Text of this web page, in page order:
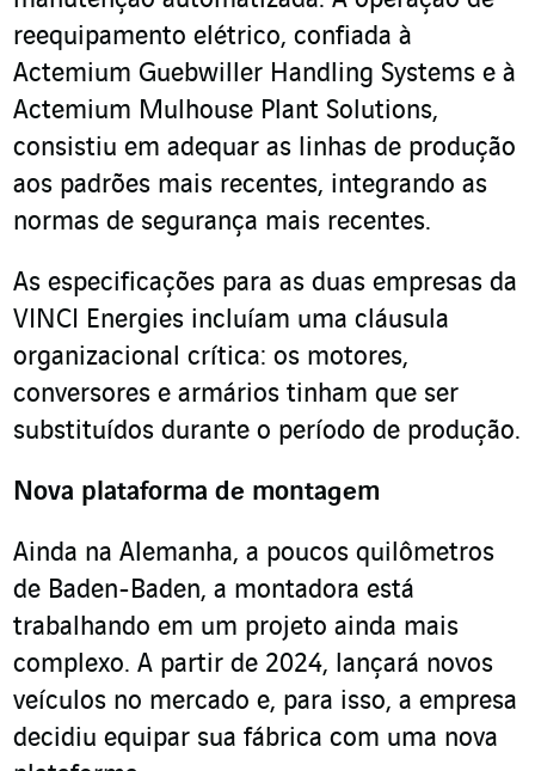
reequipamento elétrico, confiada à
Actemium Guebwiller Handling Systems e à
Actemium Mulhouse Plant Solutions,
consistiu em adequar as linhas de produção
aos padrões mais recentes, integrando as
normas de segurança mais recentes.
As especificações para as duas empresas da
VINCI Energies incluíam uma cláusula
organizacional crítica: os motores,
conversores e armários tinham que ser
substituídos durante o período de produção.
Nova plataforma de montagem
Ainda na Alemanha, a poucos quilômetros
de Baden-Baden, a montadora está
trabalhando em um projeto ainda mais
complexo. A partir de 2024, lançará novos
veículos no mercado e, para isso, a empresa
decidiu equipar sua fábrica com uma nova